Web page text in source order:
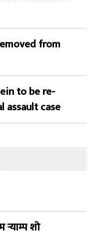
from
to be re-
assault case
शो